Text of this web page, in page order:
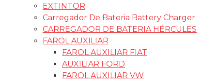
EXTINTOR
Carregador De Bateria Battery Charger
CARREGADOR DE BATERIA HÉRCULES
FAROL AUXILIAR
FAROL AUXILIAR FIAT
AUXILIAR FORD
FAROL AUXILIAR VW